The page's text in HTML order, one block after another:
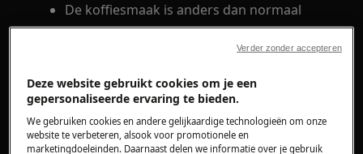
De koffiesmaak is anders dan normaal
alle koffiezetapparaten
Oplossing
Deze website gebruikt cookies om je een
gepersonaliseerde ervaring te bieden.
We gebruiken cookies en andere gelijkaardige technologieën om onze
website te verbeteren, alsook voor promotionele en
marketingdoeleinden. Daarnaast delen we informatie over je gebruik
Verder zonder accepteren